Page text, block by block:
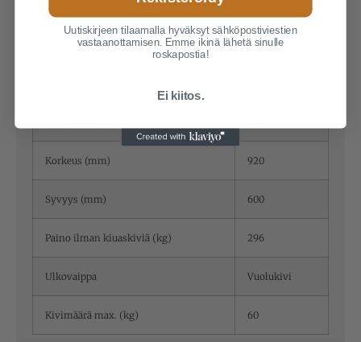
Otsikko 1
Korkeus (mm) 920
Syvyys (mm) 600
Paino ilman kiuaskiviä (kg) 296
Ulkovaippa Vuolukivi
Kivimäärä max. (kg) 60
Uutiskirjeen tilaamalla hyväksyt sähköpostiviestien
vastaanottamisen. Emme ikinä lähetä sinulle
roskapostia!
Ei kiitos.